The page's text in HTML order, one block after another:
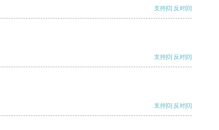
支持[0] 反对[0]
支持[0] 反对[0]
支持[0] 反对[0]